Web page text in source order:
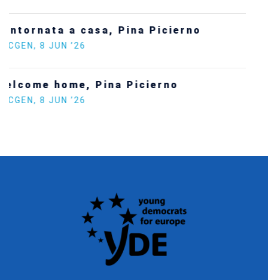
Europe on the situation in Venezuela
SECGEN ,5 JAN ’26
Increasing Youth Participation in
Politics